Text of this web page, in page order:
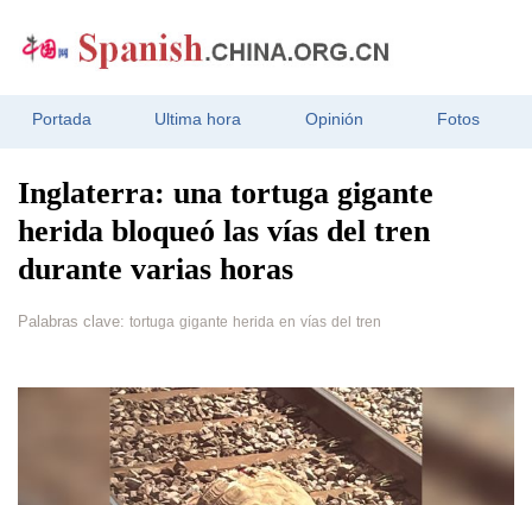
Portada Ultima hora Opinión Fotos
Inglaterra: una tortuga gigante
herida bloqueó las vías del tren
durante varias horas
Palabras clave: tortuga gigante herida en vías del tren